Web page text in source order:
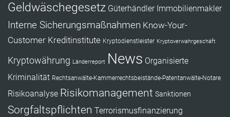
Geldwäschegesetz Güterhändler Immobilienmakler
Interne Sicherungsmaßnahmen Know-Your-
Customer Kreditinstitute Kryptodienstleister Kryptoverwahrgeschäft
Kryptowährung Länderreport News Organisierte
Kriminalität Rechtsanwälte-Kammerrechtsbeistände-Patentanwälte-Notare
Risikoanalyse Risikomanagement Sanktionen
Sorgfaltspflichten Terrorismusfinanzierung